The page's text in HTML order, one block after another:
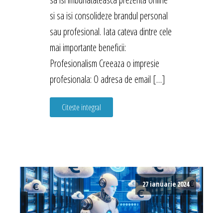
si sa isi consolideze brandul personal
sau profesional. Iata cateva dintre cele
mai importante beneficii:
Profesionalism Creeaza o impresie
profesionala: O adresa de email […]
Citeste integral
27 ianuarie 2024